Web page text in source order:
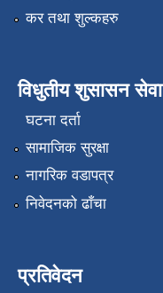
कर तथा शुल्कहरु
विधुतीय शुसासन सेवा
घटना दर्ता
सामाजिक सुरक्षा
नागरिक वडापत्र
निवेदनको ढाँचा
प्रतिवेदन